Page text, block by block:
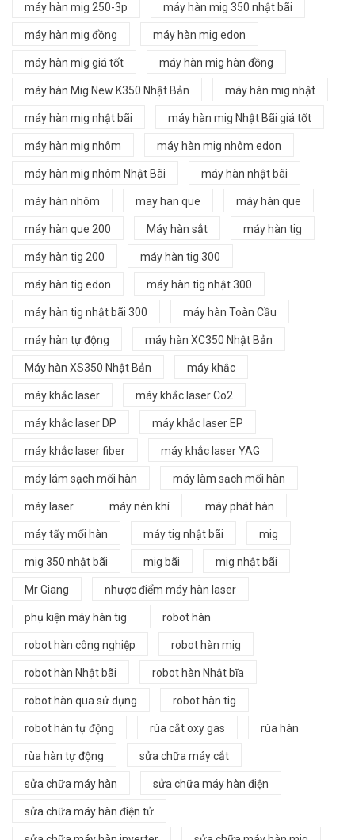
máy hàn mig 250-3p máy hàn mig 350 nhật bãi
máy hàn mig đồng máy hàn mig edon
máy hàn mig giá tốt máy hàn mig hàn đồng
máy hàn Mig New K350 Nhật Bản máy hàn mig nhật
máy hàn mig nhật bãi máy hàn mig Nhật Bãi giá tốt
máy hàn mig nhôm máy hàn mig nhôm edon
máy hàn mig nhôm Nhật Bãi máy hàn nhật bãi
máy hàn nhôm may han que máy hàn que
máy hàn que 200 Máy hàn sắt máy hàn tig
máy hàn tig 200 máy hàn tig 300
máy hàn tig edon máy hàn tig nhật 300
máy hàn tig nhật bãi 300 máy hàn Toàn Cầu
máy hàn tự động máy hàn XC350 Nhật Bản
Máy hàn XS350 Nhật Bản máy khắc
máy khắc laser máy khắc laser Co2
máy khắc laser DP máy khắc laser EP
máy khắc laser fiber máy khắc laser YAG
máy lám sạch mối hàn máy làm sạch mối hàn
máy laser máy nén khí máy phát hàn
máy tẩy mối hàn máy tig nhật bãi mig
mig 350 nhật bãi mig bãi mig nhật bãi
Mr Giang nhược điểm máy hàn laser
phụ kiện máy hàn tig robot hàn
robot hàn công nghiệp robot hàn mig
robot hàn Nhật bãi robot hàn Nhật bĩa
robot hàn qua sử dụng robot hàn tig
robot hàn tự động rùa cắt oxy gas rùa hàn
rùa hàn tự động sửa chữa máy cắt
sửa chữa máy hàn sửa chữa máy hàn điện
sửa chữa máy hàn điện tử